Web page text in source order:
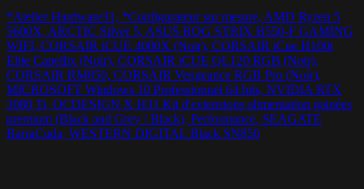
*Atelier Hardware31, *Configurateur sur mesure, AMD Ryzen 5
5600X, ARCTIC Silver 5, ASUS ROG STRIX B550-F GAMING
WIFI, CORSAIR iCUE 4000X (Noir), CORSAIR iCue H100i
Elite Capellix (Noir), CORSAIR iCUE QL120 RGB (Noir),
CORSAIR RM850, CORSAIR Vengeance RGB Pro (Noir),
MICROSOFT Windows 10 Professionnel 64 bits, NVIDIA RTX
3080 Ti, OCDESIGN X H31 Kit d'extensions alimentation gainées
premium (Black and Grey / Black), Performance, SEAGATE
BarraCuda, WESTERN DIGITAL Black SN850